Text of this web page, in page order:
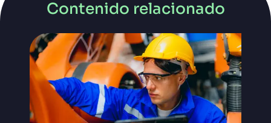
Contenido relacionado